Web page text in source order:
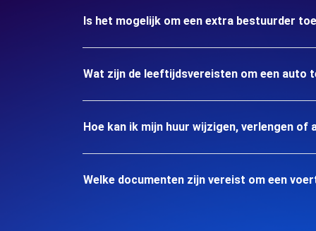
Is het mogelijk om een extra bestuurder
Wat zijn de leeftijdsvereisten om een auto
Hoe kan ik mijn huur wijzigen, verlengen of
Welke documenten zijn vereist om een